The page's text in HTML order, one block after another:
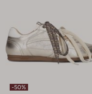
-50%